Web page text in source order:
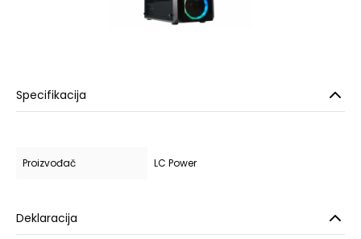
Specifikacija
Proizvođač LC Power
Deklaracija